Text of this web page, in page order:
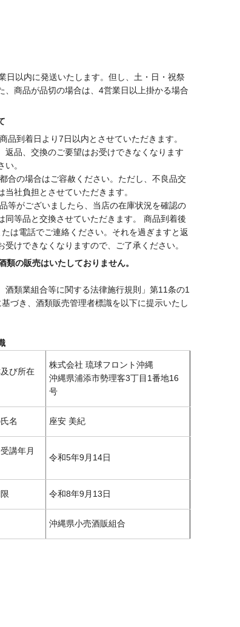
日以内に発送いたします。但し、土・日・祝祭
、商品が品切の場合は、4営業日以上掛かる場合
品到着日より7日以内とさせていただきます。
返品、交換のご要望はお受けできなくなります
い。
合の場合はご容赦ください。ただし、不良品交
当社負担とさせていただきます。
等がございましたら、当店の在庫状況を確認の
同等品と交換させていただきます。 商品到着後
は電話でご連絡ください。それを過ぎますと返
受けできなくなりますので、ご了承ください。
類の販売はいたしておりません。
酒類業組合等に関する法律施行規則」第11条の1
づき、酒類販売管理者標識を以下に提示いたし
び所在
株式会社 琉球フロント沖縄
沖縄県浦添市勢理客3丁目1番地16
号
名 座安 美紀
講年月
令和5年9月14日
令和8年9月13日
沖縄県小売酒販組合